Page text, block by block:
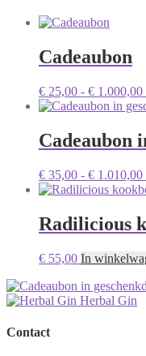
Cadeaubon
€ 25,00 - € 1.000,00
Cadeaubon
€ 35,00 - € 1.010,00
Radilicious
€ 55,00 In
Herbal Gin
Contact